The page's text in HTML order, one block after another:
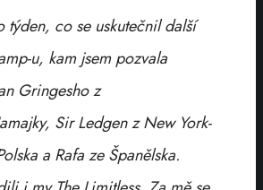
týden, co se uskutečnil další
u, kam jsem pozvala
Gringesho z
Sir Ledgen z New York-
a Rafa ze Španělska.